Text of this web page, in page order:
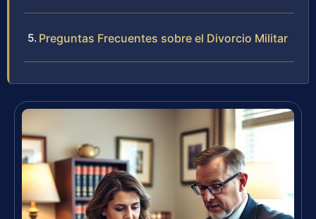
Preguntas Frecuentes sobre el Divorcio Militar